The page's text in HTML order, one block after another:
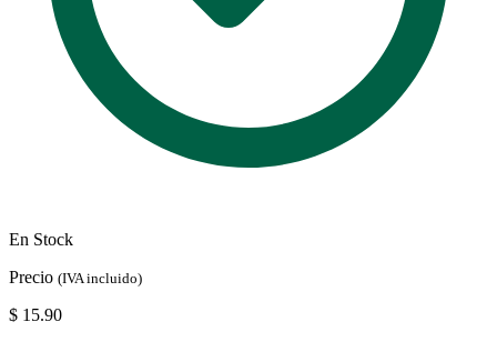
En Stock
Precio (IVA incluido)
$ 15.90